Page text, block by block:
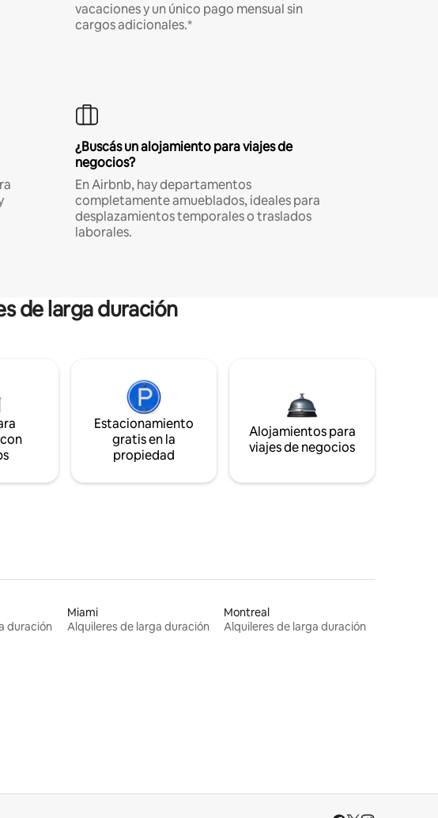
vacaciones y un único pago mensual sin
cargos adicionales.*
¿Buscás un alojamiento para viajes de
negocios?
En Airbnb, hay departamentos
completamente amueblados, ideales para
desplazamientos temporales o traslados
laborales.
de larga duración
Estacionamiento
gratis en la
propiedad
Alojamientos para
viajes de negocios
duración
Miami
Alquileres de larga duración
Montreal
Alquileres de larga duración